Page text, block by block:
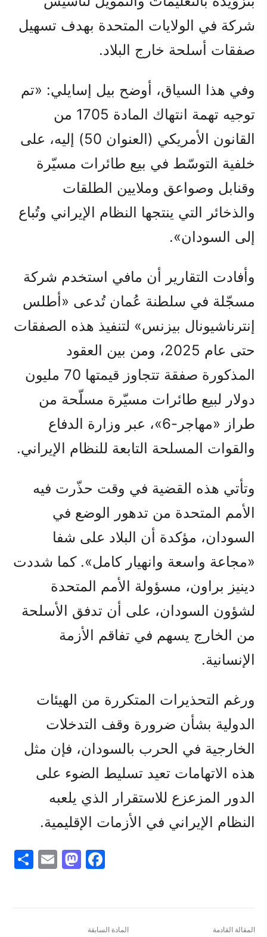
شركة في الولايات المتحدة بهدف تسهيل
صفقات أسلحة خارج البلاد.
وفي هذا السياق، أوضح بيل إسايلي: «تم
توجيه تهمة انتهاك المادة 1705 من
القانون الأمريكي (العنوان 50) إليه، على
خلفية التوسّط في بيع طائرات مسيّرة
وقنابل وصواعق وملايين الطلقات
والذخائر التي ينتجها النظام الإيراني وتُباع
إلى السودان».
وأفادت التقارير أن مافي استخدم شركة
مسجّلة في سلطنة عُمان تُدعى «أطلس
إنترناشيونال بيزنس» لتنفيذ هذه الصفقات
حتى عام 2025، ومن بين العقود
المذكورة صفقة تتجاوز قيمتها 70 مليون
دولار لبيع طائرات مسيّرة مسلّحة من
طراز «مهاجر-6»، عبر وزارة الدفاع
والقوات المسلحة التابعة للنظام الإيراني.
وتأتي هذه القضية في وقت حذّرت فيه
الأمم المتحدة من تدهور الوضع في
السودان، مؤكدة أن البلاد على شفا
«مجاعة واسعة وانهيار كامل». كما شددت
دينيز براون، مسؤولة الأمم المتحدة
لشؤون السودان، على أن تدفق الأسلحة
من الخارج يسهم في تفاقم الأزمة
الإنسانية.
ورغم التحذيرات المتكررة من الهيئات
الدولية بشأن ضرورة وقف التدخلات
الخارجية في الحرب بالسودان، فإن مثل
هذه الاتهامات تعيد تسليط الضوء على
الدور المزعزع للاستقرار الذي يلعبه
النظام الإيراني في الأزمات الإقليمية.
F
M
E
المادة السابقة المقالة القادمة